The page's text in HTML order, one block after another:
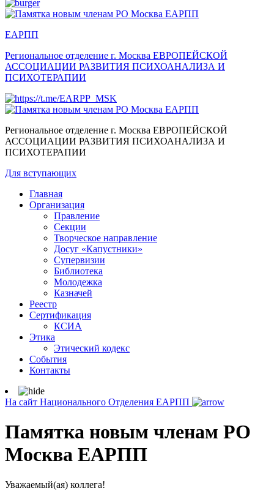
ЕАРПП
Региональное отделение г. Москва ЕВРОПЕЙСКОЙ
АССОЦИАЦИИ РАЗВИТИЯ ПСИХОАНАЛИЗА И
ПСИХОТЕРАПИИ
Региональное отделение г. Москва ЕВРОПЕЙСКОЙ
АССОЦИАЦИИ РАЗВИТИЯ ПСИХОАНАЛИЗА И
ПСИХОТЕРАПИИ
Для вступающих
Главная
Организация
Правление
Секции
Творческое направление
Досуг «Капустники»
Супервизии
Библиотека
Молодежка
Казначей
Реестр
Сертификация
КСИА
Этика
Этический кодекс
События
Контакты
На сайт Национального Отделения ЕАРПП
Памятка новым членам РО
Москва ЕАРПП
Уважаемый(ая) коллега!